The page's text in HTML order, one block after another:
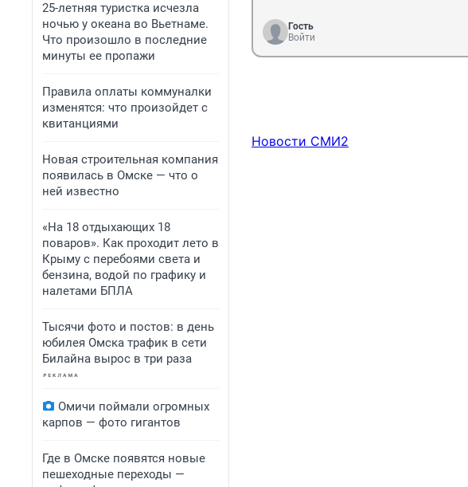
25-летняя туристка исчезла
ночью у океана во Вьетнаме.
Что произошло в последние
минуты ее пропажи
Правила оплаты коммуналки
изменятся: что произойдет с
квитанциями
Новая строительная компания
появилась в Омске — что о
ней известно
«На 18 отдыхающих 18
поваров». Как проходит лето в
Крыму с перебоями света и
бензина, водой по графику и
налетами БПЛА
Тысячи фото и постов: в день
юбилея Омска трафик в сети
Билайна вырос в три раза
Омичи поймали огромных
карпов — фото гигантов
Где в Омске появятся новые
пешеходные переходы —
Гость
Войти
Новости СМИ2